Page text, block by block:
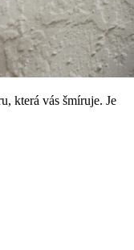
která vás šmíruje. Je